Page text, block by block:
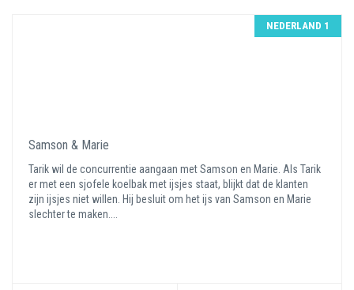
NEDERLAND 1
Samson & Marie
Tarik wil de concurrentie aangaan met Samson en Marie. Als Tarik
er met een sjofele koelbak met ijsjes staat, blijkt dat de klanten
zijn ijsjes niet willen. Hij besluit om het ijs van Samson en Marie
slechter te maken....